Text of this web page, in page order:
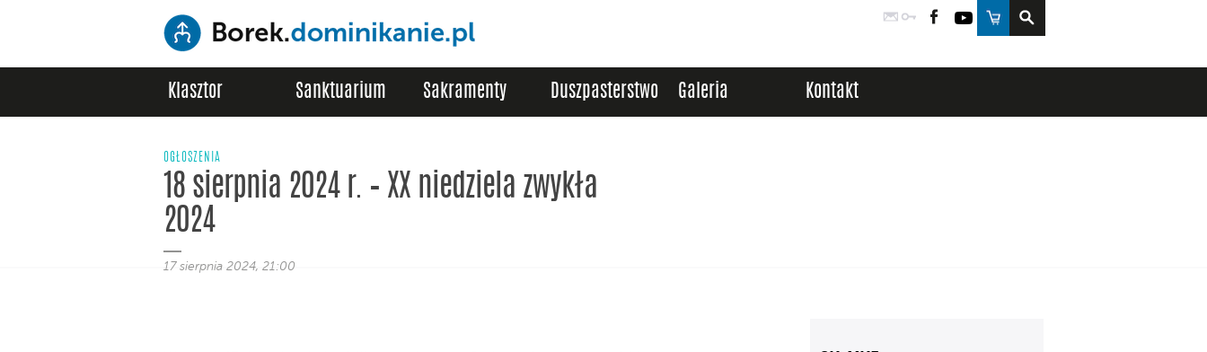
PocztaLogowanie
FacebookYouTube
Sklep
Klasztor Sanktuarium Sakramenty Duszpasterstwo Galeria Kontakt
OGŁOSZENIA
18 sierpnia 2024 r. – XX niedziela zwykła
2024
17 sierpnia 2024, 21:00